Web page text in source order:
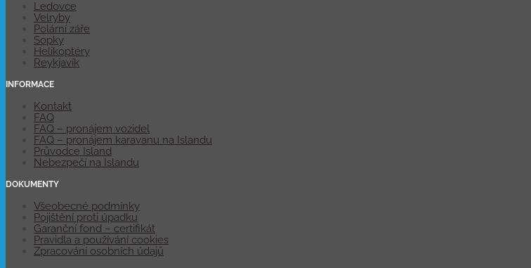
Ledovce
Velryby
Polární záře
Sopky
Helikoptéry
Reykjavík
INFORMACE
Kontakt
FAQ
FAQ – pronájem vozidel
FAQ – pronájem karavanu na Islandu
Průvodce Island
Nebezpečí na Islandu
DOKUMENTY
Všeobecné podmínky
Pojištění proti úpadku
Garanční fond – certifikát
Pravidla a používání cookies
Zpracování osobních údajů